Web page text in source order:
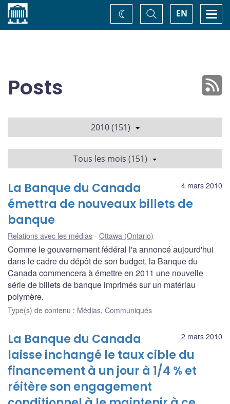
Accueil EN
Basculer
la
recherche
Changez
de
Posts
2010 (151)
Tous les mois (151)
4 mars 2010
La Banque du Canada
émettra de nouveaux billets de
banque
Relations avec les médias Ottawa (Ontario)
Comme le gouvernement fédéral l'a annoncé aujourd'hui
dans le cadre du dépôt de son budget, la Banque du
Canada commencera à émettre en 2011 une nouvelle
série de billets de banque imprimés sur un matériau
polymère.
Type(s) de contenu : Médias, Communiqués
2 mars 2010
La Banque du Canada
laisse inchangé le taux cible du
financement à un jour à 1/4 % et
réitère son engagement